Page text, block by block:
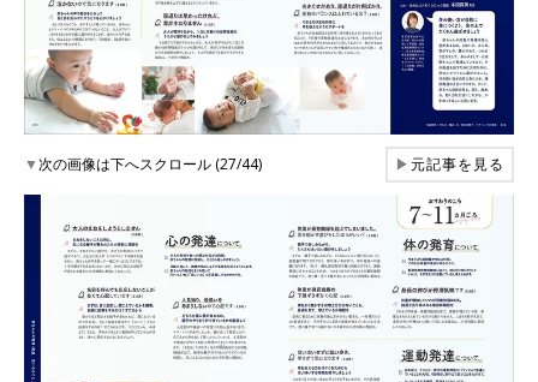
▼次の画像は下へスクロール (27/44) ▶元記事を見る